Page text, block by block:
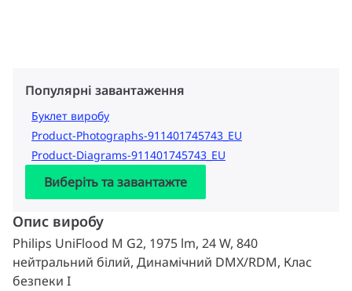
Популярні завантаження
Буклет виробу
Product-Photographs-911401745743_EU
Product-Diagrams-911401745743_EU
Виберіть та завантажте
Опис виробу
Philips UniFlood M G2, 1975 lm, 24 W, 840
нейтральний білий, Динамічний DMX/RDM, Клас
безпеки I